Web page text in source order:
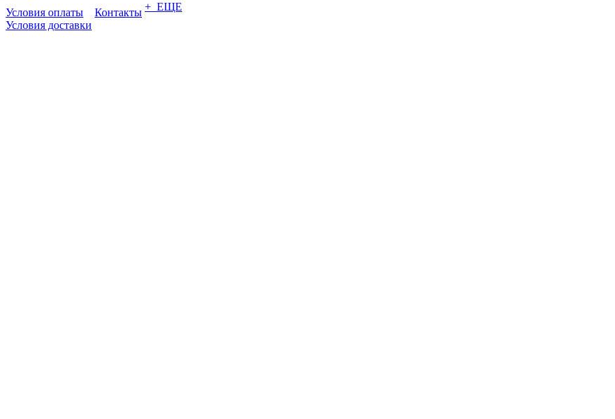
Условия оплаты
Условия доставки
Контакты + ЕЩЕ